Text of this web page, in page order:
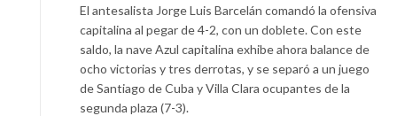
El antesalista Jorge Luis Barcelán comandó la ofensiva
capitalina al pegar de 4-2, con un doblete. Con este
saldo, la nave Azul capitalina exhibe ahora balance de
ocho victorias y tres derrotas, y se separó a un juego
de Santiago de Cuba y Villa Clara ocupantes de la
segunda plaza (7-3).